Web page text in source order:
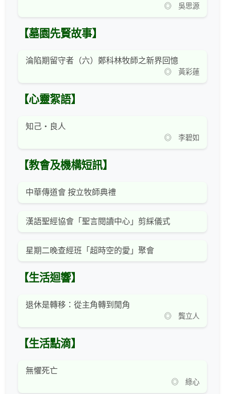
◎ 吳思源
【墓園先賢故事】
淪陷期留守者（六）鄭科林牧師之新界回憶
◎ 黃彩蓮
【心靈絮語】
知己‧良人
◎ 李碧如
【教會及機構短訊】
中華傳道會 按立牧師典禮
漢語聖經協會「聖言閱讀中心」剪綵儀式
星期二晚查經班「超時空的愛」聚會
【生活迴響】
退休是轉移：從主角轉到閒角
◎ 龔立人
【生活點滴】
無懼死亡
◎ 綠心